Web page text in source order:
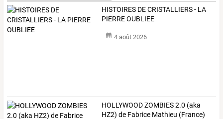
HISTOIRES DE CRISTALLIERS - LA
PIERRE OUBLIEE
4 août 2026
HOLLYWOOD ZOMBIES 2.0 (aka
HZ2) de Fabrice Mathieu (France)